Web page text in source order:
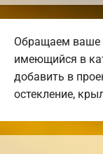
Обращаем ваше
имеющийся в
добавить в
остекление,